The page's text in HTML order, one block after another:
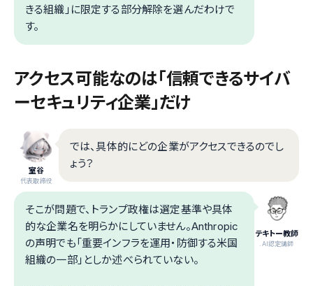
きる組織」に限定する部分解除を選んだわけで
す。
アクセス可能なのは「信頼できるサイバ
ーセキュリティ企業」だけ
室谷
代表取締役
では、具体的にどの企業がアクセスできるのでし
ょう？
テキトー教師
.AI認定講師
そこが問題で、トランプ政権は選定基準や具体
的な企業名を明らかにしていません。Anthropic
の声明でも「​重要インフラを運用・防御する米国
組織の一部」としか述べられていない。